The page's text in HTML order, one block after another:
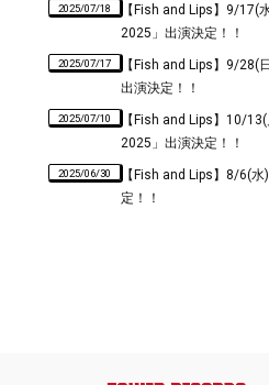
2025/07/18
【Fish and Lips】9/17(
2025」出演決定！！
2025/07/17
【Fish and Lips】9/28(
出演決定！！
2025/07/10
【Fish and Lips】10/
2025」出演決定！！
2025/06/30
【Fish and Lips】8/6(水
定！！